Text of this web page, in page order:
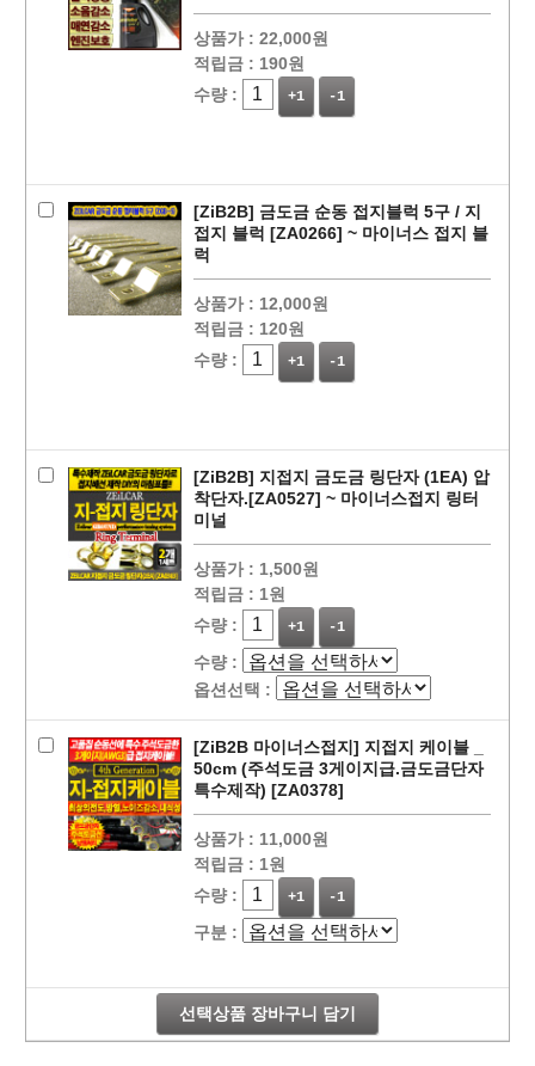
페이코 라이
구매
상품가 : 22,000원
적립금 : 190원
수량 :
+1 -1
[ZiB2B] 금도금 순동 접지블럭 5구 / 지
접지 블럭 [ZA0266] ~ 마이너스 접지 블
럭
상품가 : 12,000원
적립금 : 120원
수량 :
+1 -1
[ZiB2B] 지접지 금도금 링단자 (1EA) 압
착단자.[ZA0527] ~ 마이너스접지 링터
미널
상품가 : 1,500원
적립금 : 1원
수량 :
+1 -1
수량 :
옵션선택 :
[ZiB2B 마이너스접지] 지접지 케이블 _
50cm (주석도금 3게이지급.금도금단자
특수제작) [ZA0378]
상품가 : 11,000원
적립금 : 1원
수량 :
+1 -1
구분 :
선택상품 장바구니 담기